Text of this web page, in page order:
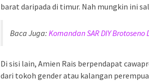
barat daripada di timur. Nah mungkin ini
Baca Juga: Komandan SAR DIY
Di sisi lain, Amien Rais berpendapat
dari tokoh gender atau kalangan